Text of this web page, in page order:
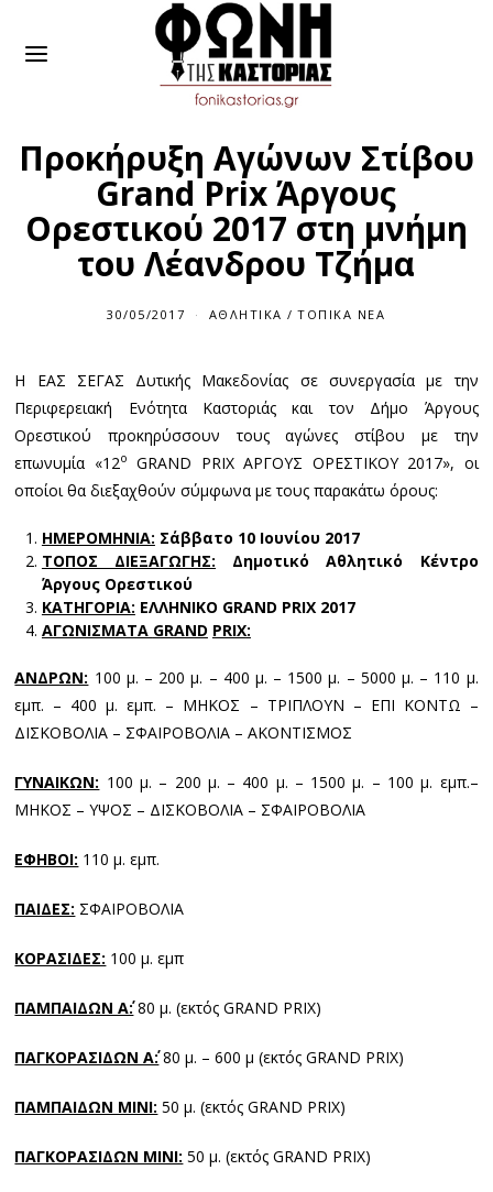
Προκήρυξη Αγώνων Στίβου
Grand Prix Άργους
Ορεστικού 2017 στη μνήμη
του Λέανδρου Τζήμα
30/05/2017 ΑΘΛΗΤΙΚΆ / ΤΟΠΙΚΆ ΝΈΑ
Η ΕΑΣ ΣΕΓΑΣ Δυτικής Μακεδονίας σε συνεργασία με την
Περιφερειακή Ενότητα Καστοριάς και τον Δήμο Άργους
Ορεστικού προκηρύσσουν τους αγώνες στίβου με την
επωνυμία «12ο
GRAND PRIX ΑΡΓΟΥΣ ΟΡΕΣΤΙΚΟΥ 2017», οι
οποίοι θα διεξαχθούν σύμφωνα με τους παρακάτω όρους:
ΗΜΕΡΟΜΗΝΙΑ: Σάββατο 10 Ιουνίου 2017
ΤΟΠΟΣ ΔΙΕΞΑΓΩΓΗΣ: Δημοτικό Αθλητικό Κέντρο
Άργους Ορεστικού
ΚΑΤΗΓΟΡΙΑ: ΕΛΛΗΝΙΚΟ GRAND PRIX2017
ΑΓΩΝΙΣΜΑΤΑ GRAND PRIX:
ΑΝΔΡΩΝ: 100 μ. – 200 μ. – 400 μ. – 1500 μ. – 5000 μ. – 110 μ.
εμπ. – 400 μ. εμπ. – ΜΗΚΟΣ – ΤΡΙΠΛΟΥΝ – ΕΠΙ ΚΟΝΤΩ –
ΔΙΣΚΟΒΟΛΙΑ – ΣΦΑΙΡΟΒΟΛΙΑ – ΑΚΟΝΤΙΣΜΟΣ
ΓΥΝΑΙΚΩΝ: 100 μ. – 200 μ. – 400 μ. – 1500 μ. – 100 μ. εμπ.–
ΜΗΚΟΣ – ΥΨΟΣ – ΔΙΣΚΟΒΟΛΙΑ – ΣΦΑΙΡΟΒΟΛΙΑ
ΕΦΗΒΟΙ: 110 μ. εμπ.
ΠΑΙΔΕΣ: ΣΦΑΙΡΟΒΟΛΙΑ
ΚΟΡΑΣΙΔΕΣ: 100 μ. εμπ
ΠΑΜΠΑΙΔΩΝ Α΄:80 μ. (εκτός GRAND PRIX)
ΠΑΓΚΟΡΑΣΙΔΩΝ Α΄:80 μ. – 600 μ (εκτός GRAND PRIX)
ΠΑΜΠΑΙΔΩΝ ΜΙΝΙ: 50 μ. (εκτός GRAND PRIX)
ΠΑΓΚΟΡΑΣΙΔΩΝ ΜΙΝΙ: 50 μ. (εκτός GRAND PRIX)